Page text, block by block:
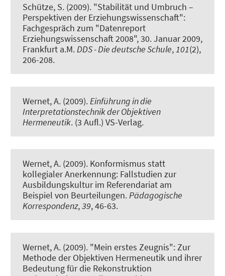
Schütze, S. (2009). "Stabilität und Umbruch –
Perspektiven der Erziehungswissenschaft":
Fachgespräch zum "Datenreport
Erziehungswissenschaft 2008", 30. Januar 2009,
Frankfurt a.M.DDS - Die deutsche Schule,101(2),
206-208.
Wernet, A. (2009).Einführung in die
Interpretationstechnik der Objektiven
Hermeneutik. (3 Aufl.) VS-Verlag.
Wernet, A. (2009). Konformismus statt
kollegialer Anerkennung: Fallstudien zur
Ausbildungskultur im Referendariat am
Beispiel von Beurteilungen.Pädagogische
Korrespondenz,39, 46-63.
Wernet, A. (2009). "Mein erstes Zeugnis": Zur
Methode der Objektiven Hermeneutik und ihrer
Bedeutung für die Rekonstruktion